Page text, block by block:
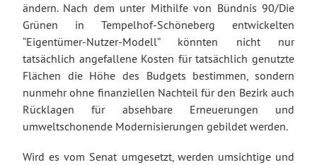
ändern. Nach dem unter Mithilfe von Bündnis 90/Die
Grünen in Tempelhof-Schöneberg entwickelten
“Eigentümer-Nutzer-Modell” könnten nicht nur
tatsächlich angefallene Kosten für tatsächlich genutzte
Flächen die Höhe des Budgets bestimmen, sondern
nunmehr ohne finanziellen Nachteil für den Bezirk auch
Rücklagen für absehbare Erneuerungen und
umweltschonende Modernisierungen gebildet werden.
Wird es vom Senat umgesetzt, werden umsichtige und